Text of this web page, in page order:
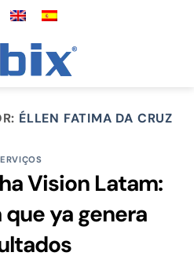
ÉLLEN FATIMA DA CRUZ
Vision Latam:
que ya genera